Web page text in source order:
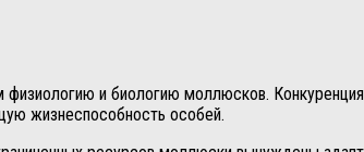
и биологию моллюсков.
жизнеспособность особей.